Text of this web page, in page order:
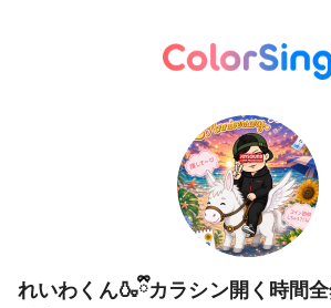
れいわくん🍶ྀིカラシン開く時間